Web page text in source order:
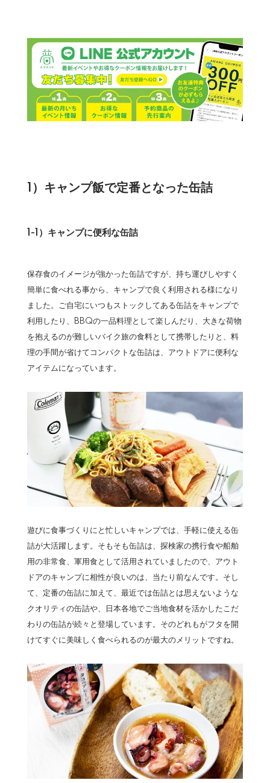
1）キャンプ飯で定番となった缶詰
1-1）キャンプに便利な缶詰
保存食のイメージが強かった缶詰ですが、持ち運びしやすく
簡単に食べれる事から、キャンプで良く利用される様になり
ました。ご自宅にいつもストックしてある缶詰をキャンプで
利用したり、BBQの一品料理として楽しんだり、大きな荷物
を抱えるのが難しいバイク旅の食料として携帯したりと、料
理の手間が省けてコンパクトな缶詰は、アウトドアに便利な
アイテムになっています。
遊びに食事づくりにと忙しいキャンプでは、手軽に使える缶
詰が大活躍します。そもそも缶詰は、探検家の携行食や船舶
用の非常食、軍用食として活用されていましたので、アウト
ドアのキャンプに相性が良いのは、当たり前なんです。そし
て、定番の缶詰に加えて、最近では缶詰とは思えないような
クオリティの缶詰や、日本各地でご当地食材を活かしたこだ
わりの缶詰が続々と登場しています。そのどれもがフタを開
けてすぐに美味しく食べられるのが最大のメリットですね。